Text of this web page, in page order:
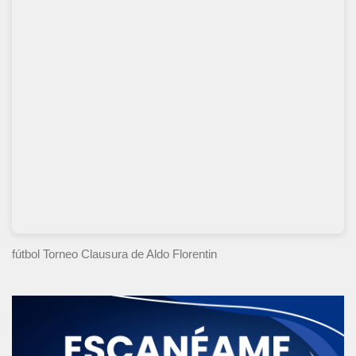
fútbol Torneo Clausura de Aldo Florentin